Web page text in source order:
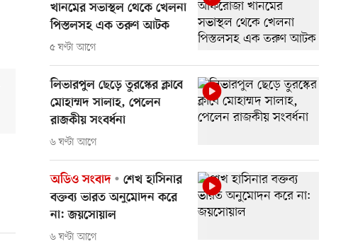
খানমের সভাস্থল থেকে খেলনা
পিস্তলসহ এক তরুণ আটক
৫ ঘণ্টা আগে
লিভারপুল ছেড়ে তুরস্কের ক্লাবে
মোহাম্মদ সালাহ, পেলেন
রাজকীয় সংবর্ধনা
৬ ঘণ্টা আগে
অডিও সংবাদ
শেখ হাসিনার
বক্তব্য ভারত অনুমোদন করে
না: জয়সোয়াল
৬ ঘণ্টা আগে